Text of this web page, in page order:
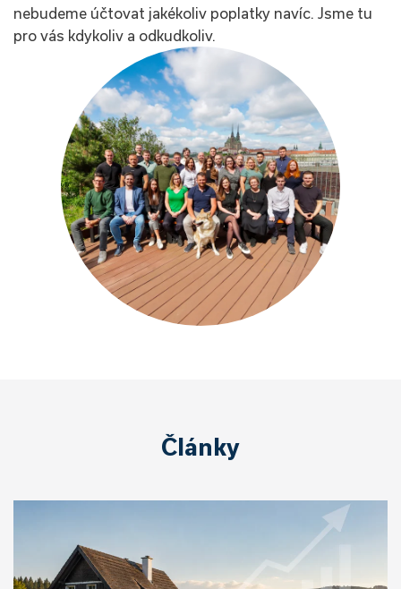
nebudeme účtovat jakékoliv poplatky navíc. Jsme tu
pro vás kdykoliv a odkudkoliv.
Články